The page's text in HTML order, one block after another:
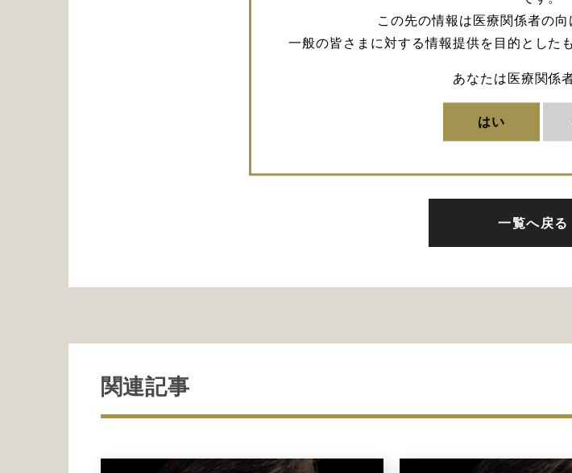
この先の情報は医療関係者の向
一般の皆さまに対する情報提供を目的とした
あなたは医療関係
はい
一覧へ戻る
関連記事